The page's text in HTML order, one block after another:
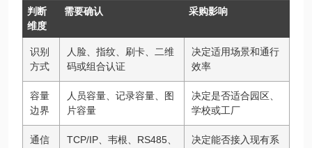
判断
维度
需要确认 采购影响
识别
方式
人脸、指纹、刷卡、二维
码或组合认证
决定适用场景和通行
效率
容量
边界
人员容量、记录容量、图
片容量
决定是否适合园区、
学校或工厂
通信
TCP/IP、韦根、RS485、
决定能否接入现有系